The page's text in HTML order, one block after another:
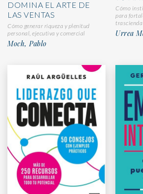
DOMINA EL ARTE DE
LAS VENTAS
Cómo generar riqueza y plenitud
personal, ejecutiva y comercial
Moch, Pablo
Cómo
para
trascienda
Urrea